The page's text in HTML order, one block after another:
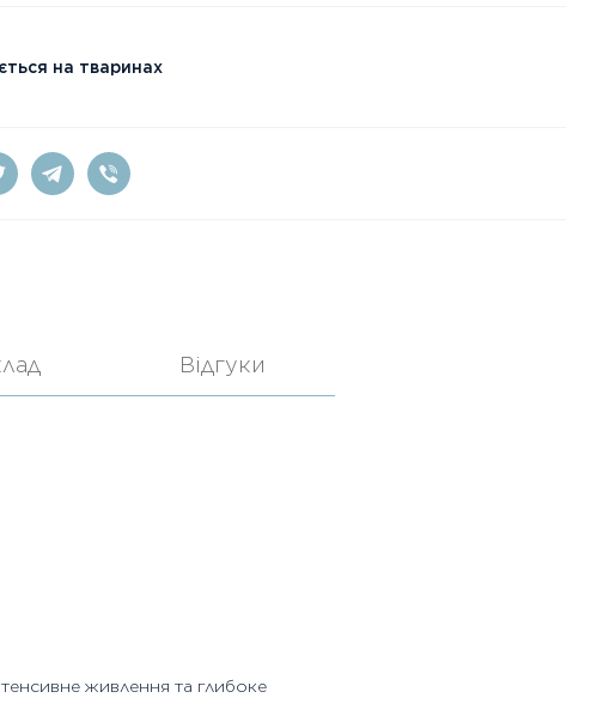
на тваринах
Відгуки
живлення та глибоке